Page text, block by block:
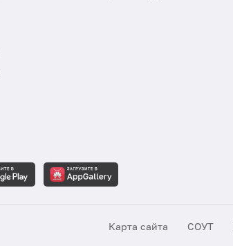
Карта сайта СОУТ